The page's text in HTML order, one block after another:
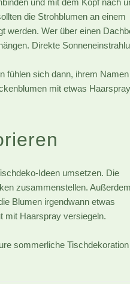
und mit dem Kopf nach
die Strohblumen an einem
werden. Wer über einen
Direkte
fühlen sich dann, ihrem Namen
mit etwas Haarspray
Ideen umsetzen. Die
zusammenstellen.
Blumen irgendwann etwas
mit Haarspray versiegeln.
sommerliche